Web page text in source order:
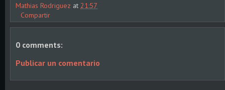
Mathias Rodriguez at 21:57
Compartir
0 comments:
Publicar un comentario